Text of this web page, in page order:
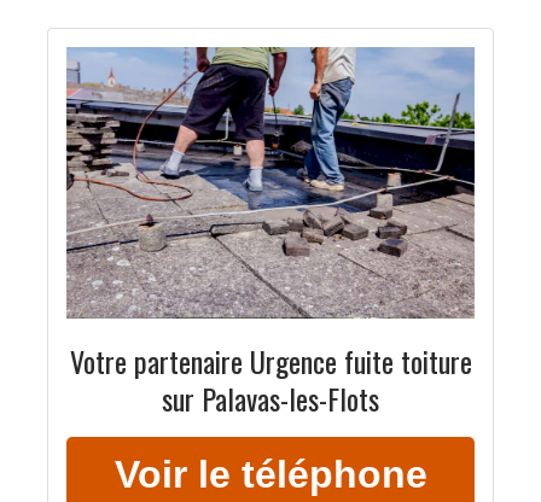
Votre partenaire Urgence fuite toiture
sur Palavas-les-Flots